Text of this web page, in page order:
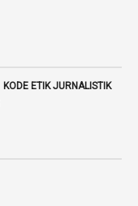
KODE ETIK JURNALISTIK